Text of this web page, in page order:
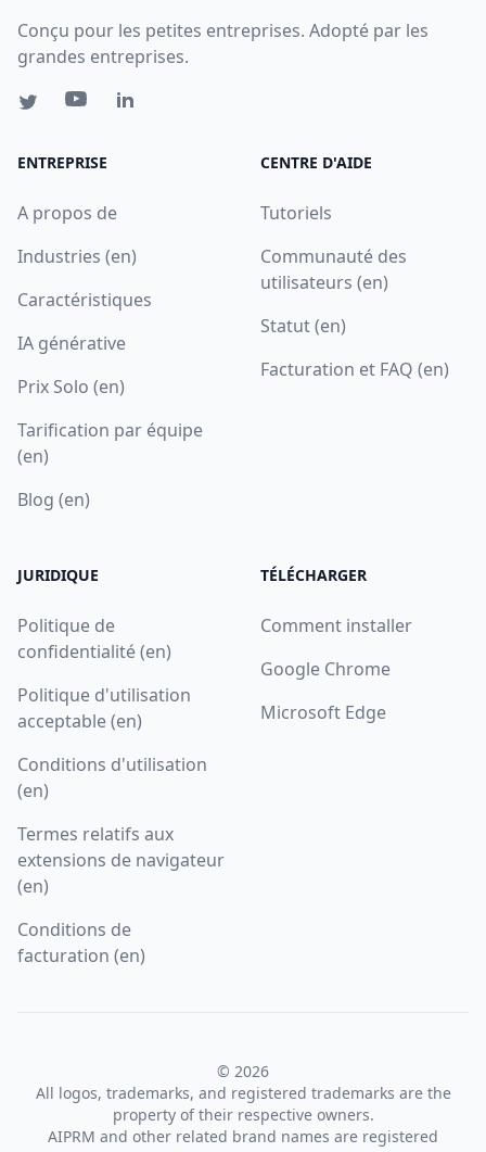
Conçu pour les petites entreprises. Adopté par les
grandes entreprises.
ENTREPRISE
A propos de
Industries (en)
Caractéristiques
IA générative
Prix Solo (en)
Tarification par équipe
(en)
Blog (en)
CENTRE D'AIDE
Tutoriels
Communauté des
utilisateurs (en)
Statut (en)
Facturation et FAQ (en)
JURIDIQUE
Politique de
confidentialité (en)
Politique d'utilisation
acceptable (en)
Conditions d'utilisation
(en)
Termes relatifs aux
extensions de navigateur
(en)
Conditions de
facturation (en)
TÉLÉCHARGER
Comment installer
Google Chrome
Microsoft Edge
© 2026
All logos, trademarks, and registered trademarks are the
property of their respective owners.
AIPRM and other related brand names are registered